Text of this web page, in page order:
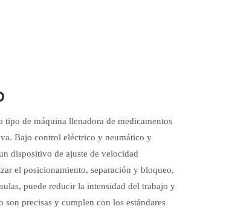
tipo de máquina llenadora de medicamentos
Bajo control eléctrico y neumático y
dispositivo de ajuste de velocidad
el posicionamiento, separación y bloqueo,
puede reducir la intensidad del trabajo y
precisas y cumplen con los estándares